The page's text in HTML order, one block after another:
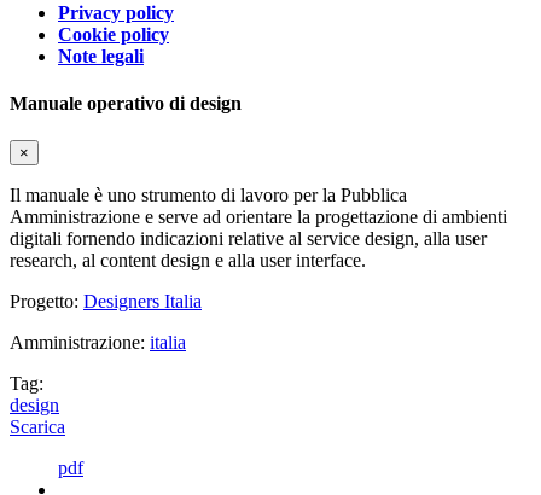
Privacy policy
Cookie policy
Note legali
Manuale operativo di design
×
Il manuale è uno strumento di lavoro per la Pubblica
Amministrazione e serve ad orientare la progettazione di ambienti
digitali fornendo indicazioni relative al service design, alla user
research, al content design e alla user interface.
Progetto: Designers Italia
Amministrazione: italia
Tag:
design
Scarica
pdf